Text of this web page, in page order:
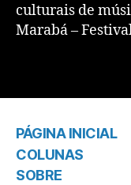
culturais de
Marabá –
PÁGINA INICIAL
COLUNAS
SOBRE